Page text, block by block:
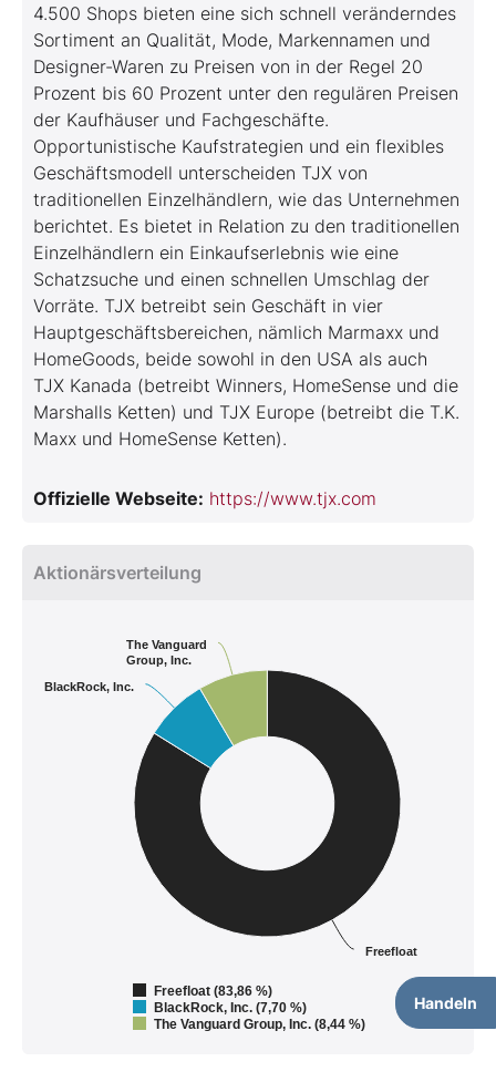
Handeln
4.500 Shops bieten eine sich schnell veränderndes
Sortiment an Qualität, Mode, Markennamen und
Designer-Waren zu Preisen von in der Regel 20
Prozent bis 60 Prozent unter den regulären Preisen
der Kaufhäuser und Fachgeschäfte.
Opportunistische Kaufstrategien und ein flexibles
Geschäftsmodell unterscheiden TJX von
traditionellen Einzelhändlern, wie das Unternehmen
berichtet. Es bietet in Relation zu den traditionellen
Einzelhändlern ein Einkaufserlebnis wie eine
Schatzsuche und einen schnellen Umschlag der
Vorräte. TJX betreibt sein Geschäft in vier
Hauptgeschäftsbereichen, nämlich Marmaxx und
HomeGoods, beide sowohl in den USA als auch
TJX Kanada (betreibt Winners, HomeSense und die
Marshalls Ketten) und TJX Europe (betreibt die T.K.
Maxx und HomeSense Ketten).
Offizielle Webseite: https://www.tjx.com
Aktionärsverteilung
Freefloat
BlackRock, Inc.
The Vanguard
Group, Inc.
Freefloat (83,86 %)
BlackRock, Inc. (7,70 %)
The Vanguard Group, Inc. (8,44 %)